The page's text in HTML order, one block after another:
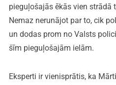
pieguļošajās ēkās vien
Nemaz nerunājot par to, cik
un dodas prom no Valsts
šīm pieguļošajām ielām.
Eksperti ir vienisprātis, ka